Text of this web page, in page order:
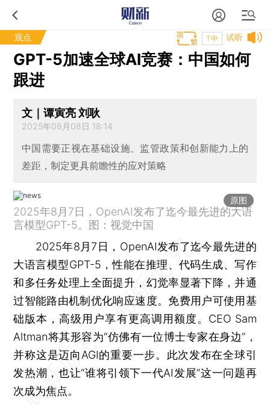
观点 试听
T中
GPT-5加速全球AI竞赛：中国如何
跟进
文｜谭寅亮 刘耿
2025年08月08日 18:14
中国需要正视在基础设施、监管政策和创新能力上的
差距，制定更具前瞻性的应对策略
原图
2025年8月7日，OpenAI发布了迄今最先进的大语
言模型GPT-5。图：视觉中国
2025年8月7日，OpenAI发布了迄今最先进的
大语言模型GPT-5，性能在推理、代码生成、写作
和多任务处理上全面提升，幻觉率显著下降，并通
过智能路由机制优化响应速度。免费用户可使用基
础版本，高级用户享有更高调用额度。CEO Sam
Altman将其形容为“仿佛有一位博士专家在身边”，
并称这是迈向AGI的重要一步。此次发布在全球引
发热潮，也让“谁将引领下一代AI发展”这一问题再
次成为焦点。